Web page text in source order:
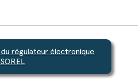
régulateur électronique